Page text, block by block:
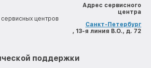
центров
Адрес сервисного
центра
Санкт-Петербург
, 13-я линия В.О., д. 72
поддержки